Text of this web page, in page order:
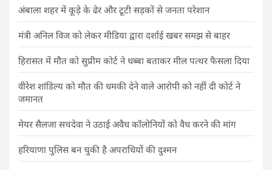
अंबाला शहर में कूड़े के ढेर और टूटी सड़कों से जनता परेशान
मंत्री अनिल विज को लेकर मीडिया द्वारा दर्शाई खबर समझ से बाहर
हिरासत में मौत को सुप्रीम कोर्ट ने धब्बा बताकर मील पत्थर फैसला दिया
वीरेश शांडिल्य को मौत की धमकी देने वाले आरोपी को नहीं दी कोर्ट ने
जमानत
मेयर सैलजा सचदेवा ने उठाई अवैध कॉलोनियों को वैध करने की मांग
हरियाणा पुलिस बन चुकी है अपराधियों की दुश्मन